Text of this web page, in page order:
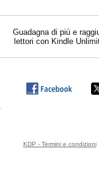
Guadagna di più e
lettori con Kindle
KDP - Termini e condizioni